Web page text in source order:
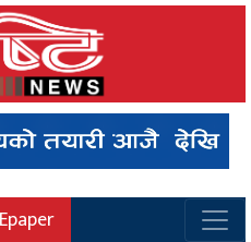
Epaper